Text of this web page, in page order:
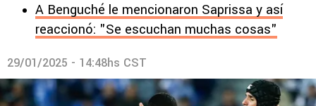
A Benguché le mencionaron Saprissa y así
reaccionó: "Se escuchan muchas cosas"
29/01/2025 - 14:48hs CST